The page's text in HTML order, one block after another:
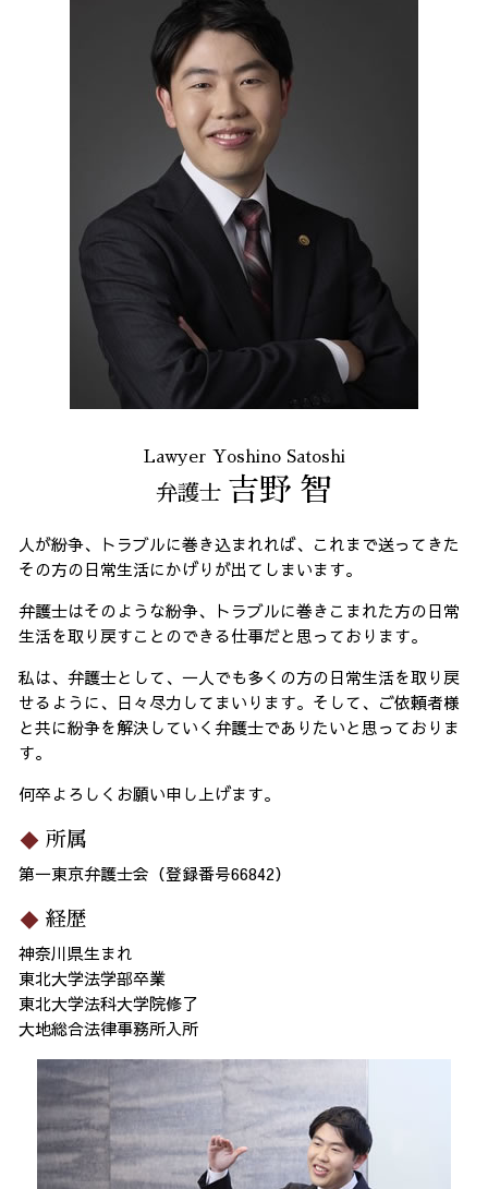
Lawyer Yoshino Satoshi
弁護士 吉野 智
人が紛争、トラブルに巻き込まれれば、これまで送ってきた
その方の日常生活にかげりが出てしまいます。
弁護士はそのような紛争、トラブルに巻きこまれた方の日常
生活を取り戻すことのできる仕事だと思っております。
私は、弁護士として、一人でも多くの方の日常生活を取り戻
せるように、日々尽力してまいります。そして、ご依頼者様
と共に紛争を解決していく弁護士でありたいと思っておりま
す。
何卒よろしくお願い申し上げます。
所属
第一東京弁護士会（登録番号66842）
経歴
神奈川県生まれ
東北大学法学部卒業
東北大学法科大学院修了
大地総合法律事務所入所